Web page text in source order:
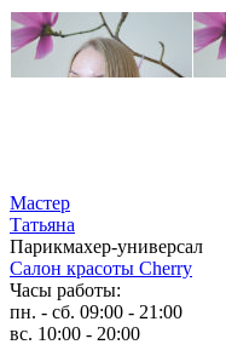
Мастер
Татьяна
Парикмахер-универсал
Салон красоты Cherry
Часы работы:
пн. - сб. 09:00 - 21:00
вс. 10:00 - 20:00